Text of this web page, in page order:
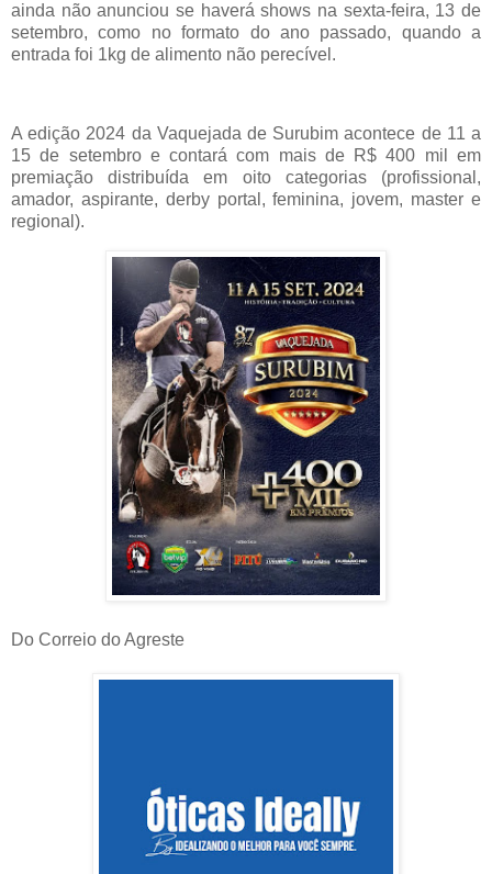
ainda não anunciou se haverá shows na sexta-feira, 13 de
setembro, como no formato do ano passado, quando a
entrada foi 1kg de alimento não perecível.
A edição 2024 da Vaquejada de Surubim acontece de 11 a
15 de setembro e contará com mais de R$ 400 mil em
premiação distribuída em oito categorias (profissional,
amador, aspirante, derby portal, feminina, jovem, master e
regional).
Do Correio do Agreste